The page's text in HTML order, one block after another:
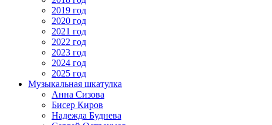
2019 год
2020 год
2021 год
2022 год
2023 год
2024 год
2025 год
Музыкальная шкатулка
Анна Сизова
Бисер Киров
Надежда Буднева